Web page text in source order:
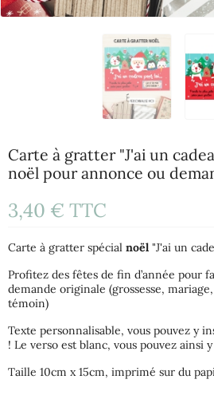
Carte à gratter "J'ai un
noël pour annonce ou
3,40 € TTC
Carte à gratter spécial noël "J'ai un
Profitez des fêtes de fin d’année pour
demande originale (grossesse,
témoin)
Texte personnalisable, vous pouvez y
! Le verso est blanc, vous pouvez ainsi
Taille 10cm x 15cm, imprimé sur du